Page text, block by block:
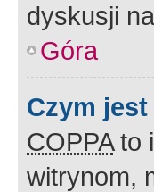
dyskusji
Góra
Czym jest
COPPAto
witrynom,